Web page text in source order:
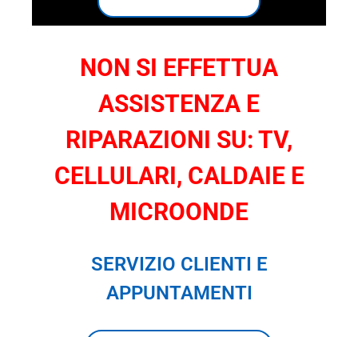
NON SI EFFETTUA
ASSISTENZA E
RIPARAZIONI SU: TV,
CELLULARI, CALDAIE E
MICROONDE
SERVIZIO CLIENTI E
APPUNTAMENTI